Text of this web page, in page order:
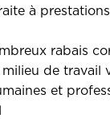
à
rabais
de travail
et